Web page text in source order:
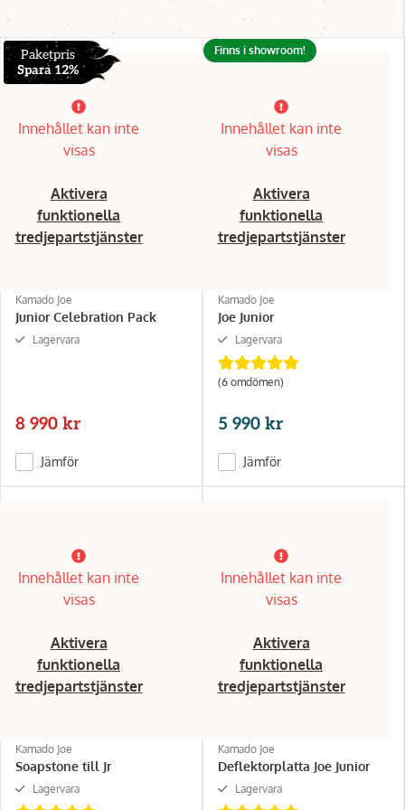
Paketpris
Spara 12%
Innehållet kan inte
visas
Aktivera
funktionella
tredjepartstjänster
Kamado Joe
Junior Celebration Pack
Lagervara
8 990 kr
Jämför
Innehållet kan inte
visas
Aktivera
funktionella
tredjepartstjänster
Kamado Joe
Joe Junior
Lagervara
(6 omdömen)
Finns i showroom!
5 990 kr
Jämför
Innehållet kan inte
visas
Aktivera
funktionella
tredjepartstjänster
Kamado Joe
Soapstone till Jr
Lagervara
Innehållet kan inte
visas
Aktivera
funktionella
tredjepartstjänster
Kamado Joe
Deflektorplatta Joe Junior
Lagervara